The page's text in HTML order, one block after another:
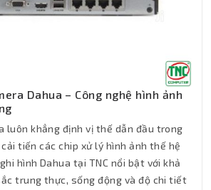
Dahua – Công nghệ hình ảnh
luôn khẳng định vị thế dẫn đầu trong
tiến các chip xử lý hình ảnh thế hệ
hình Dahua tại TNC nổi bật với khả
trung thực, sống động và độ chi tiết